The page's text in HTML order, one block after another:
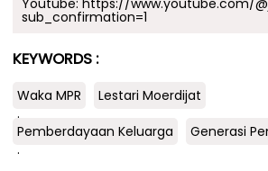
Youtube: https://www.youtube.com/
sub_confirmation=1
KEYWORDS :
Waka MPR
Lestari Moerdijat
.
Pemberdayaan Keluarga
Generasi
.